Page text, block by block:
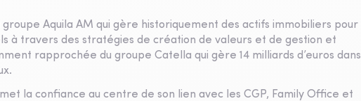
Aquila AM qui gère historiquement des actifs immobiliers pour
à travers des stratégies de création de valeurs et de gestion et
rapprochée du groupe Catella qui gère 14 milliards d’euros dans
la confiance au centre de son lien avec les CGP, Family Office et